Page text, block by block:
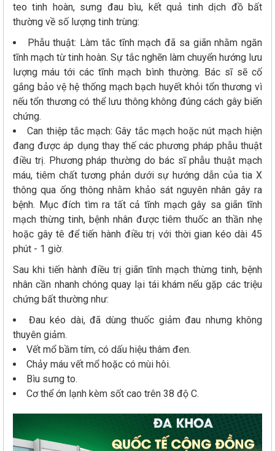
teo tinh hoàn, sưng đau bìu, kết quả tinh dịch đồ bất
thường về số lượng tinh trùng:
Phẫu thuật: Làm tắc tĩnh mạch đã sa giãn nhằm ngăn
tĩnh mạch từ tinh hoàn. Sự tắc nghẽn làm chuyển hướng lưu
lượng máu tới các tĩnh mạch bình thường. Bác sĩ sẽ cố
gắng bảo vệ hệ thống mạch bạch huyết khỏi tổn thương vì
nếu tổn thương có thể lưu thông không đúng cách gây biến
chứng.
Can thiệp tắc mạch: Gây tắc mạch hoặc nút mạch hiện
đang được áp dụng thay thế các phương pháp phẫu thuật
điều trị. Phương pháp thường do bác sĩ phẫu thuật mạch
máu, tiêm chất tương phản dưới sự hướng dẫn của tia X
thông qua ống thông nhằm khảo sát nguyên nhân gây ra
bệnh. Mục đích tìm ra tất cả tĩnh mạch gây sa giãn tĩnh
mạch thừng tinh, bệnh nhân được tiêm thuốc an thần nhẹ
hoặc gây tê để tiến hành điều trị với thời gian kéo dài 45
phút - 1 giờ.
Sau khi tiến hành điều trị giãn tĩnh mạch thừng tinh, bệnh
nhân cần nhanh chóng quay lại tái khám nếu gặp các triệu
chứng bất thường như:
Đau kéo dài, đã dùng thuốc giảm đau nhưng không
thuyên giảm.
Vết mổ bầm tím, có dấu hiệu thâm đen.
Chảy máu vết mổ hoặc có mùi hôi.
Bìu sưng to.
Cơ thể ớn lạnh kèm sốt cao trên 38 độ C.